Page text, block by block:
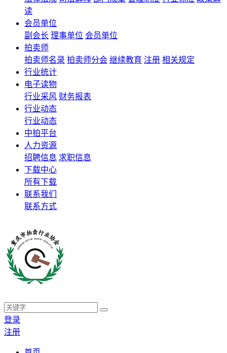
读
会员单位
副会长 理事单位 会员单位
拍卖师
拍卖师名录 拍卖师分会 继续教育 注册 相关规定
行业统计
电子读物
行业采风 财务报表
行业动态
行业动态
中拍平台
人力资源
招聘信息 求职信息
下载中心
所有下载
联系我们
联系方式
登录
注册